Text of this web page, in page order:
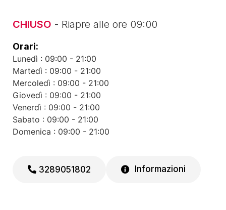
CHIUSO - Riapre alle ore 09:00
Orari:
Lunedì : 09:00 - 21:00
Martedì : 09:00 - 21:00
Mercoledì : 09:00 - 21:00
Giovedì : 09:00 - 21:00
Venerdì : 09:00 - 21:00
Sabato : 09:00 - 21:00
Domenica : 09:00 - 21:00
3289051802 Informazioni